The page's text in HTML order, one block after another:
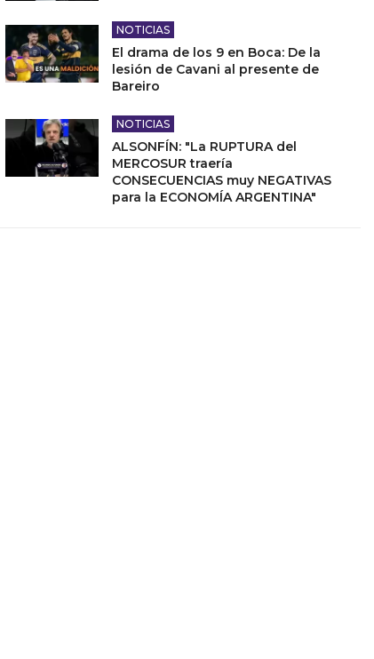
NOTICIAS
El drama de los 9 en Boca: De la
lesión de Cavani al presente de
Bareiro
NOTICIAS
ALSONFÍN: "La RUPTURA del
MERCOSUR traería
CONSECUENCIAS muy NEGATIVAS
para la ECONOMÍA ARGENTINA"